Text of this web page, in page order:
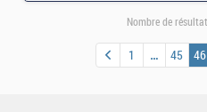
Nombre de
1 45 46